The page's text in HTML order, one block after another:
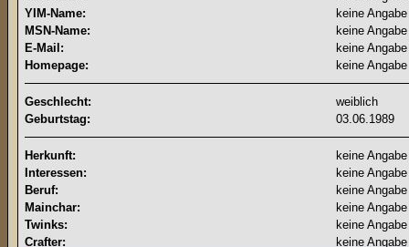
YIM-Name:
keine Angabe
MSN-Name:
keine Angabe
E-Mail:
keine Angabe
Homepage:
keine Angabe
Geschlecht:
weiblich
Geburtstag:
03.06.1989
Herkunft:
keine Angabe
Interessen:
keine Angabe
Beruf:
keine Angabe
Mainchar:
keine Angabe
Twinks:
keine Angabe
Crafter:
keine Angabe